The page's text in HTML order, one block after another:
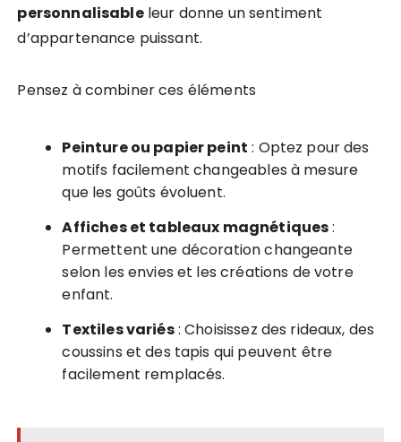
personnalisableleur donne un sentiment
d’appartenance puissant.
Pensez à combiner ces éléments
Peinture ou papier peint : Optez pour des
motifs facilement changeables à mesure
que les goûts évoluent.
Affiches et tableaux magnétiques:
Permettent une décoration changeante
selon les envies et les créations de votre
enfant.
Textiles variés: Choisissez des rideaux, des
coussins et des tapis qui peuvent être
facilement remplacés.